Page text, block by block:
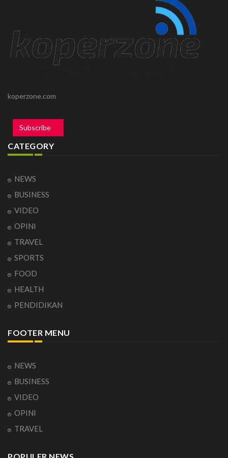
koperzone.com
Subscribe
CATEGORY
NEWS
BUSINESS
VIDEO
OPINI
TRAVEL
SPORTS
FOOD
HEALTH
PENDIDIKAN
FOOTER MENU
NEWS
BUSINESS
VIDEO
OPINI
TRAVEL